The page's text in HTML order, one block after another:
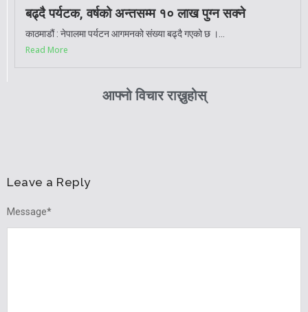
बढ्दै पर्यटक, वर्षको अन्तसम्म १० लाख पुग्न सक्ने
काठमाडौं : नेपालमा पर्यटन आगमनको संख्या बढ्दै गएको छ ।...
Read More
आफ्नो विचार राख्नुहोस्
Leave a Reply
Message*